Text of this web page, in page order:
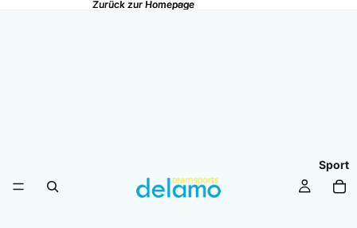
Zurück zur Homepage
Zurück zur Homepage
Sport